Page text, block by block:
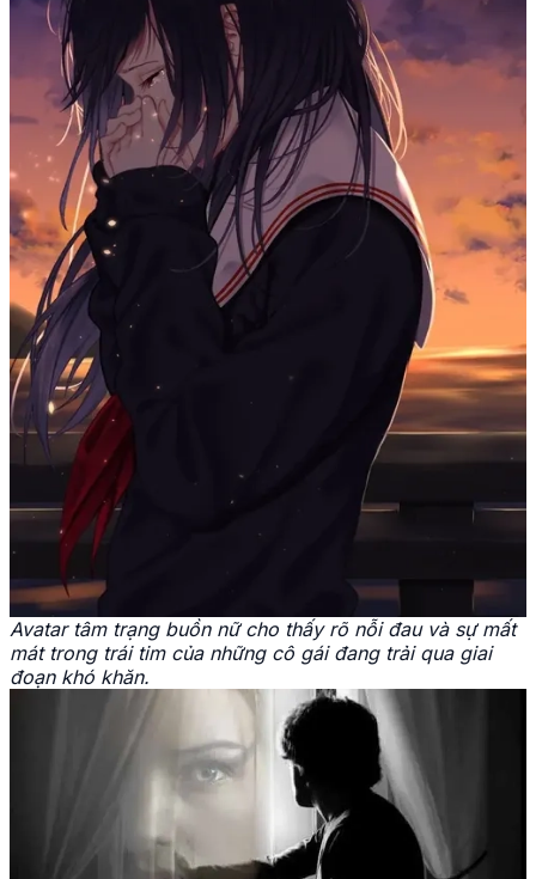
Avatar tâm trạng buồn nữ cho thấy rõ nỗi đau và sự mất
mát trong trái tim của những cô gái đang trải qua giai
đoạn khó khăn.